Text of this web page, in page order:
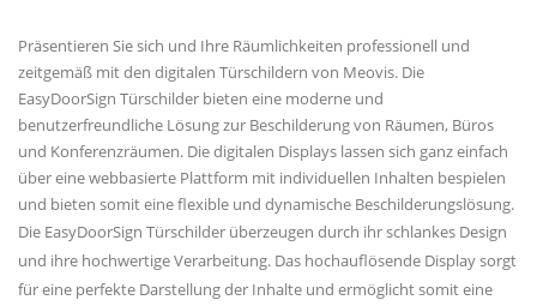
Präsentieren Sie sich und Ihre Räumlichkeiten professionell und
zeitgemäß mit den digitalen Türschildern von Meovis. Die
EasyDoorSign Türschilder bieten eine moderne und
benutzerfreundliche Lösung zur Beschilderung von Räumen, Büros
und Konferenzräumen. Die digitalen Displays lassen sich ganz einfach
über eine webbasierte Plattform mit individuellen Inhalten bespielen
und bieten somit eine flexible und dynamische Beschilderungslösung.
Die EasyDoorSign Türschilder überzeugen durch ihr schlankes Design
und ihre hochwertige Verarbeitung. Das hochauflösende Display sorgt
für eine perfekte Darstellung der Inhalte und ermöglicht somit eine